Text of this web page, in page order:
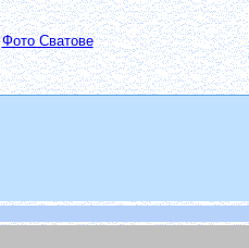
Фото Сватове